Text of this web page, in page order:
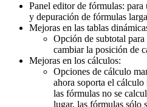
Panel editor de fórmulas:
y depuración de fórmulas
Mejoras en las tablas
Opción de subtotal
cambiar la posición de
Mejoras en los cálculos:
Opciones de cálculo
ahora soporta el cálculo
las fórmulas no se
lugar, las fórmulas sólo